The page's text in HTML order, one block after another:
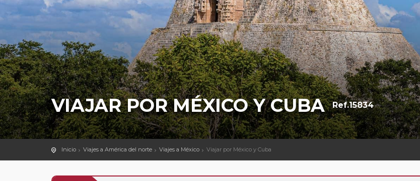
VIAJAR POR MÉXICO Y CUBA Ref.15834
Inicio Viajes a América del norte Viajes a México Viajar por México y Cuba